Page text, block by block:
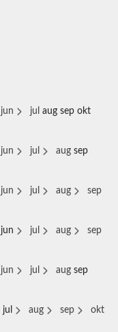
jun jul aug sep okt
jun jul aug sep
jun jul aug
sep
jun jul aug
sep
jun jul aug sep
jul aug sep
okt